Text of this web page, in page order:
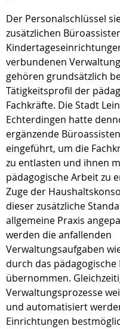
Der Personalschlüssel
zusätzlichen
verbundenen
gehören grundsätzlich
Tätigkeitsprofil der
Fachkräfte. Die Stadt
Echterdingen hatte
ergänzende
eingeführt, um die
zu entlasten und ihnen
pädagogische Arbeit zu
Zuge der
dieser zusätzliche
allgemeine Praxis
werden die anfallenden
Verwaltungsaufgaben
durch das pädagogische
übernommen.
Verwaltungsprozesse
und automatisiert
Einrichtungen